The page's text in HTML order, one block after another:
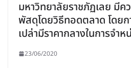
มหาวิทยาลัยราชภัฏเลย มีค
พัสดุโดยวิธีทอดตลาด โดย
เปล่ามีราคากลางในการจำ
23/06/2020